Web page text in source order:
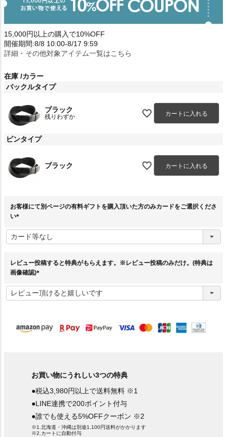
15,000円以上の購入で10%OFF
開催期間:8/8 10:00-8/17 9:59
詳細・その他対象アイテム一覧はこちら
在庫 カラー
バックルタイプ
ブラック
残りわずか カートに入れる
ピンタイプ
ブラック カートに入れる
お客様にて別ページの有料ギフトを購入頂いた方のみカードをご選択くださ
い
必
須
レビュー投稿すると特典がもらえます。※レビュー投稿のみだけ。(特典は
画像確認)
必
須
お買い物にうれしい3つの特典
●税込3,980円以上で送料無料 ※1
●LINE連携で200ポイント付与
●誰でも使える5%OFFクーポン ※2
※1.北海道・沖縄は別途1,100円送料がかかります
※2.カートに自動付与